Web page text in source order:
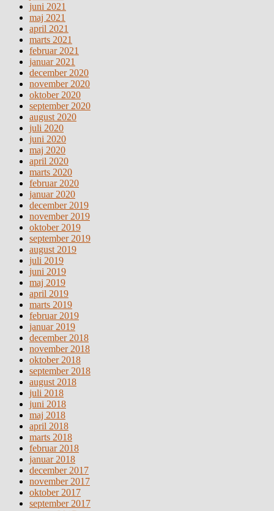
juni 2021
maj 2021
april 2021
marts 2021
februar 2021
januar 2021
december 2020
november 2020
oktober 2020
september 2020
august 2020
juli 2020
juni 2020
maj 2020
april 2020
marts 2020
februar 2020
januar 2020
december 2019
november 2019
oktober 2019
september 2019
august 2019
juli 2019
juni 2019
maj 2019
april 2019
marts 2019
februar 2019
januar 2019
december 2018
november 2018
oktober 2018
september 2018
august 2018
juli 2018
juni 2018
maj 2018
april 2018
marts 2018
februar 2018
januar 2018
december 2017
november 2017
oktober 2017
september 2017